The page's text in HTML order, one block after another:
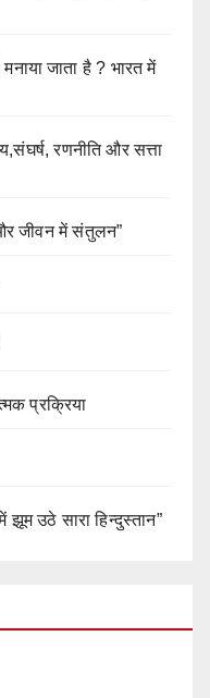
जाता है ? भारत में
रणनीति और सत्ता
और जीवन में संतुलन”
प्रक्रिया
झूम उठे सारा हिन्दुस्तान”